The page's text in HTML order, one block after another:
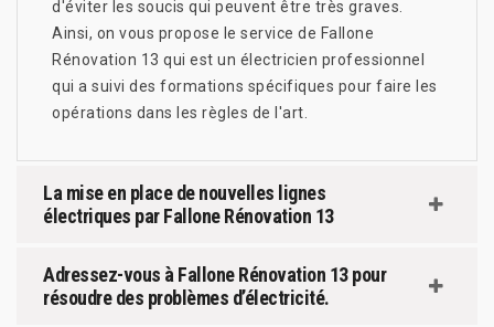
d'éviter les soucis qui peuvent être très graves.
Ainsi, on vous propose le service de Fallone
Rénovation 13 qui est un électricien professionnel
qui a suivi des formations spécifiques pour faire les
opérations dans les règles de l'art.
La mise en place de nouvelles lignes
électriques par Fallone Rénovation 13
Adressez-vous à Fallone Rénovation 13 pour
résoudre des problèmes d’électricité.